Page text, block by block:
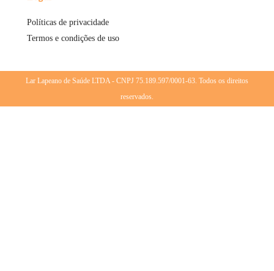
Políticas de privacidade
Termos e condições de uso
Lar Lapeano de Saúde LTDA - CNPJ 75.189.597/0001-63. Todos os direitos
reservados.